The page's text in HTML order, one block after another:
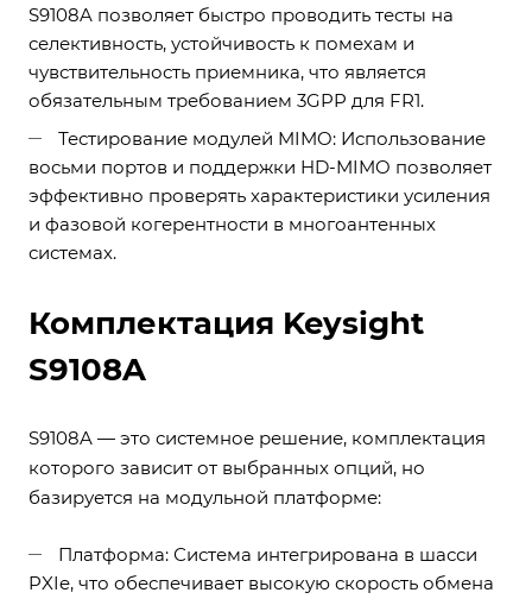
S9108A позволяет быстро проводить тесты на
селективность, устойчивость к помехам и
чувствительность приемника, что является
обязательным требованием 3GPP для FR1.
Тестирование модулей MIMO: Использование
восьми портов и поддержки HD-MIMO позволяет
эффективно проверять характеристики усиления
и фазовой когерентности в многоантенных
системах.
Комплектация Keysight
S9108A
S9108A — это системное решение, комплектация
которого зависит от выбранных опций, но
базируется на модульной платформе:
Платформа: Система интегрирована в шасси
PXIe, что обеспечивает высокую скорость обмена